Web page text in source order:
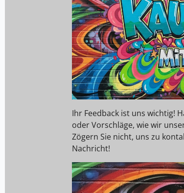
Ihr Feedback ist uns wichtig!
oder Vorschläge, wie wir
Zögern Sie nicht, uns zu
Nachricht!